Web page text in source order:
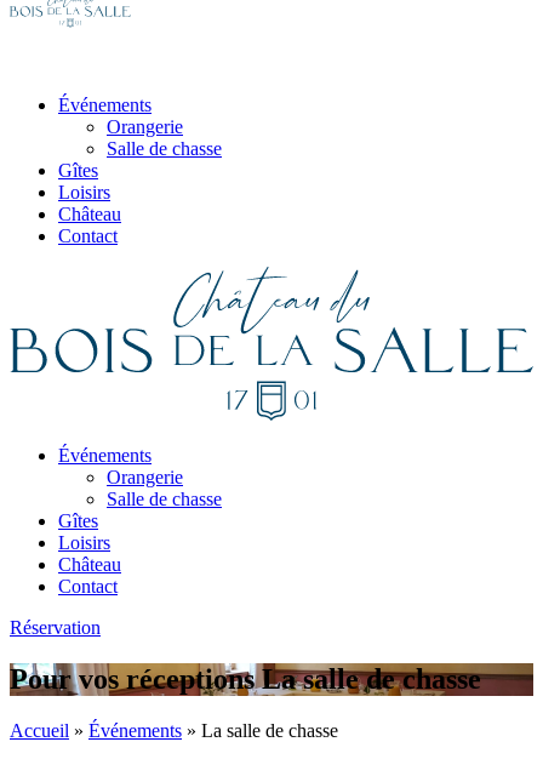
Événements
Orangerie
Salle de chasse
Gîtes
Loisirs
Château
Contact
Événements
Orangerie
Salle de chasse
Gîtes
Loisirs
Château
Contact
Réservation
Pour vos réceptions La salle de chasse
Accueil » Événements » La salle de chasse